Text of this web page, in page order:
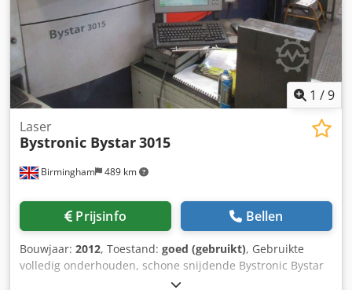
1 /9
Birmingham 489 km
Laser
Bystronic Bystar3015
Prijsinfo Bellen
Bouwjaar: 2012, Toestand: goed (gebruikt), Gebruikte
volledig onderhouden, schone snijdende Bystronic Bystar
3015 6kw 3 meter x 1,5 meter vlakke bed industriële cnc